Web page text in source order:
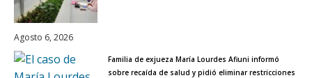
Agosto 6, 2026
Familia de exjueza María Lourdes Afiuni informó
sobre recaída de salud y pidió eliminar restricciones